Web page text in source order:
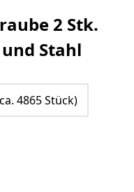
2 Stk.
Stahl
4865 Stück)